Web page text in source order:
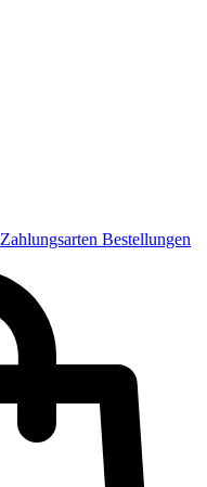
Zahlungsarten Bestellungen